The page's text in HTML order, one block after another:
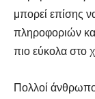
μπορεί επίσης
πληροφοριών
πιο εύκολα στο
Πολλοί